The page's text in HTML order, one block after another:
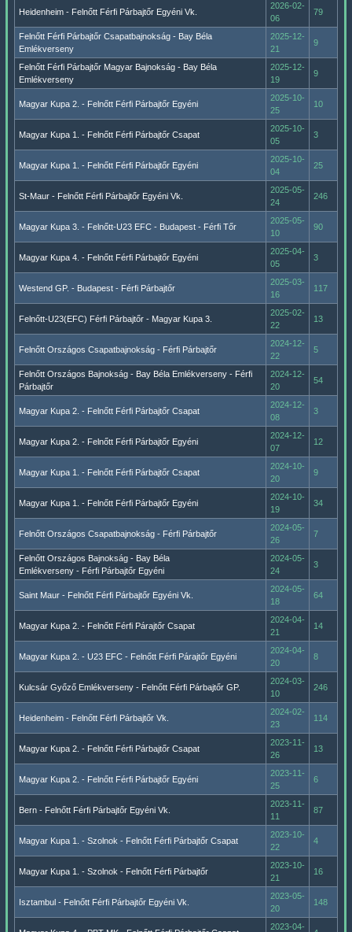
Heidenheim - Felnőtt Férfi Párbajtőr Egyéni Vk.
2026-02-
06
79
Felnőtt Férfi Párbajtőr Csapatbajnokság - Bay Béla
Emlékverseny
2025-12-
21
9
Felnőtt Férfi Párbajtőr Magyar Bajnokság - Bay Béla
Emlékverseny
2025-12-
19
9
Magyar Kupa 2. - Felnőtt Férfi Párbajtőr Egyéni
2025-10-
25
10
Magyar Kupa 1. - Felnőtt Férfi Párbajtőr Csapat
2025-10-
05
3
Magyar Kupa 1. - Felnőtt Férfi Párbajtőr Egyéni
2025-10-
04
25
St-Maur - Felnőtt Férfi Párbajtőr Egyéni Vk.
2025-05-
24
246
Magyar Kupa 3. - Felnőtt-U23 EFC - Budapest - Férfi Tőr
2025-05-
10
90
Magyar Kupa 4. - Felnőtt Férfi Párbajtőr Egyéni
2025-04-
05
3
Westend GP. - Budapest - Férfi Párbajtőr
2025-03-
16
117
Felnőtt-U23(EFC) Férfi Párbajtőr - Magyar Kupa 3.
2025-02-
22
13
Felnőtt Országos Csapatbajnokság - Férfi Párbajtőr
2024-12-
22
5
Felnőtt Országos Bajnokság - Bay Béla Emlékverseny - Férfi
Párbajtőr
2024-12-
20
54
Magyar Kupa 2. - Felnőtt Férfi Párbajtőr Csapat
2024-12-
08
3
Magyar Kupa 2. - Felnőtt Férfi Párbajtőr Egyéni
2024-12-
07
12
Magyar Kupa 1. - Felnőtt Férfi Párbajtőr Csapat
2024-10-
20
9
Magyar Kupa 1. - Felnőtt Férfi Párbajtőr Egyéni
2024-10-
19
34
Felnőtt Országos Csapatbajnokság - Férfi Párbajtőr
2024-05-
26
7
Felnőtt Országos Bajnokság - Bay Béla
Emlékverseny - Férfi Párbajtőr Egyéni
2024-05-
24
3
Saint Maur - Felnőtt Férfi Párbajtőr Egyéni Vk.
2024-05-
18
64
Magyar Kupa 2. - Felnőtt Férfi Párajtőr Csapat
2024-04-
21
14
Magyar Kupa 2. - U23 EFC - Felnőtt Férfi Párajtőr Egyéni
2024-04-
20
8
Kulcsár Győző Emlékverseny - Felnőtt Férfi Párbajtőr GP.
2024-03-
10
246
Heidenheim - Felnőtt Férfi Párbajtőr Vk.
2024-02-
23
114
Magyar Kupa 2. - Felnőtt Férfi Párbajtőr Csapat
2023-11-
26
13
Magyar Kupa 2. - Felnőtt Férfi Párbajtőr Egyéni
2023-11-
25
6
Bern - Felnőtt Férfi Párbajtőr Egyéni Vk.
2023-11-
11
87
Magyar Kupa 1. - Szolnok - Felnőtt Férfi Párbajtőr Csapat
2023-10-
22
4
Magyar Kupa 1. - Szolnok - Felnőtt Férfi Párbajtőr
2023-10-
21
16
Isztambul - Felnőtt Férfi Párbajtőr Egyéni Vk.
2023-05-
20
148
2023-04-